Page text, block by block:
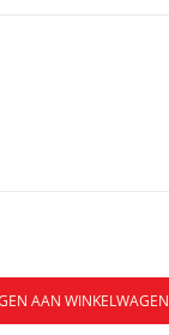
AAN WINKELWAGEN